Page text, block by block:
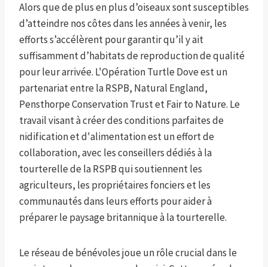
Alors que de plus en plus d’oiseaux sont susceptibles
d’atteindre nos côtes dans les années à venir, les
efforts s’accélèrent pour garantir qu’il y ait
suffisamment d’habitats de reproduction de qualité
pour leur arrivée. L'Opération Turtle Dove est un
partenariat entre la RSPB, Natural England,
Pensthorpe Conservation Trust et Fair to Nature. Le
travail visant à créer des conditions parfaites de
nidification et d'alimentation est un effort de
collaboration, avec les conseillers dédiés à la
tourterelle de la RSPB qui soutiennent les
agriculteurs, les propriétaires fonciers et les
communautés dans leurs efforts pour aider à
préparer le paysage britannique à la tourterelle.
Le réseau de bénévoles joue un rôle crucial dans le